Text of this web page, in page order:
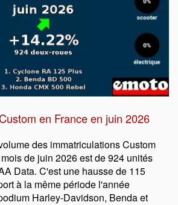
en France en juin 2026
des immatriculations Custom
de juin 2026 est de 924 unités
Data. C'est une hausse de 115
à la même période l'année
Harley-Davidson, Benda et